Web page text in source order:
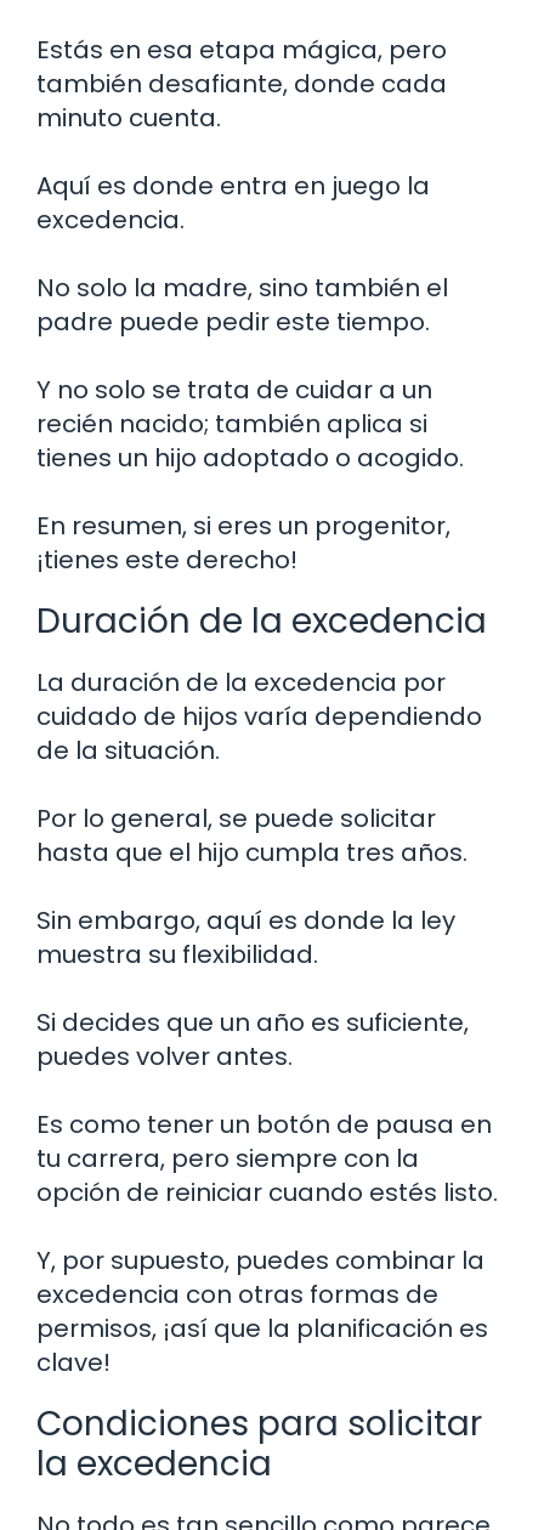
Estás en esa etapa mágica, pero
también desafiante, donde cada
minuto cuenta.
Aquí es donde entra en juego la
excedencia.
No solo la madre, sino también el
padre puede pedir este tiempo.
Y no solo se trata de cuidar a un
recién nacido; también aplica si
tienes un hijo adoptado o acogido.
En resumen, si eres un progenitor,
¡tienes este derecho!
Duración de la excedencia
La duración de la excedencia por
cuidado de hijos varía dependiendo
de la situación.
Por lo general, se puede solicitar
hasta que el hijo cumpla tres años.
Sin embargo, aquí es donde la ley
muestra su flexibilidad.
Si decides que un año es suficiente,
puedes volver antes.
Es como tener un botón de pausa en
tu carrera, pero siempre con la
opción de reiniciar cuando estés listo.
Y, por supuesto, puedes combinar la
excedencia con otras formas de
permisos, ¡así que la planificación es
clave!
Condiciones para solicitar
la excedencia